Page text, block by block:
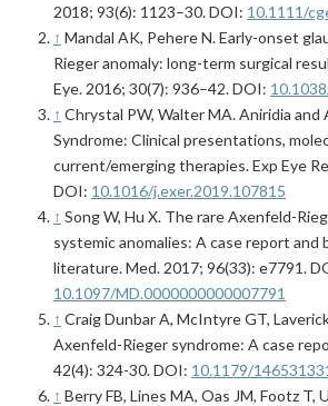
2018; 93(6): 1123–30. DOI: 10.1111/
↑ Mandal AK, Pehere N. Early-onset
Rieger anomaly: long-term surgical
Eye. 2016; 30(7): 936–42. DOI:
↑ Chrystal PW, Walter MA. Aniridia
Syndrome: Clinical presentations,
current/emerging therapies. Exp Eye
DOI: 10.1016/j.exer.2019.107815
↑ Song W, Hu X. The rare Axenfeld-
systemic anomalies: A case report and
literature. Med. 2017; 96(33): e7791.
10.1097/MD.0000000000007791
↑ Craig Dunbar A, McIntyre GT,
Axenfeld-Rieger syndrome: A case
42(4): 324-30. DOI: 10.1179/
↑ Berry FB, Lines MA, Oas JM, Footz T,